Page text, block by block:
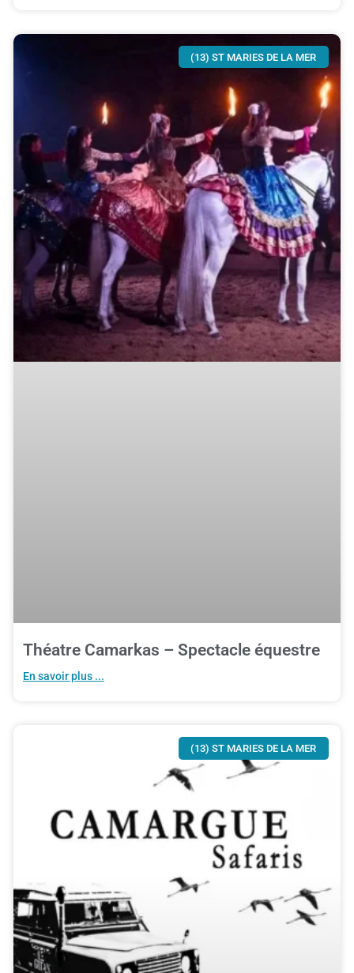
(13) ST MARIES DE LA MER
Théatre Camarkas – Spectacle équestre
En savoir plus ...
(13) ST MARIES DE LA MER